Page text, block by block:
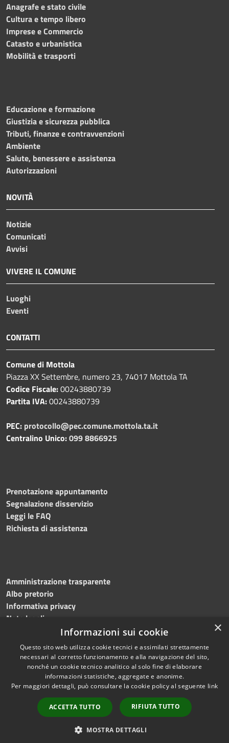
Anagrafe e stato civile
Cultura e tempo libero
Imprese e Commercio
Catasto e urbanistica
Mobilità e trasporti
Educazione e formazione
Giustizia e sicurezza pubblica
Tributi, finanze e contravvenzioni
Ambiente
Salute, benessere e assistenza
Autorizzazioni
NOVITÀ
Notizie
Comunicati
Avvisi
VIVERE IL COMUNE
Luoghi
Eventi
CONTATTI
Comune di Mottola
Piazza XX Settembre, numero 23, 74017 Mottola TA
Codice Fiscale:00243880739
Partita IVA:00243880739
PEC: protocollo@pec.comune.mottola.ta.it
Centralino Unico:099 8866925
Prenotazione appuntamento
Segnalazione disservizio
Leggi le FAQ
Richiesta di assistenza
Amministrazione trasparente
Albo pretorio
Informativa privacy
Note legali
Dichiarazione di accessibilità
Accessibilità
Copyright © 2026 • Comune di
Mottola • Powered by
Municipium•
Accesso
redazione
×
Informazioni sui cookie
Questo sito web utilizza cookie tecnici e assimilati strettamente
necessari al corretto funzionamento e alla navigazione del sito,
nonché un cookie tecnico analitico al solo fine di elaborare
informazioni statistiche, aggregate e anonime.
Per maggiori dettagli, può consultare la cookie policy al seguente link
ACCETTA TUTTO RIFIUTA TUTTO
MOSTRA DETTAGLI